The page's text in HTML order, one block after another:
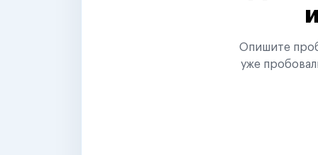
Опишите
уже